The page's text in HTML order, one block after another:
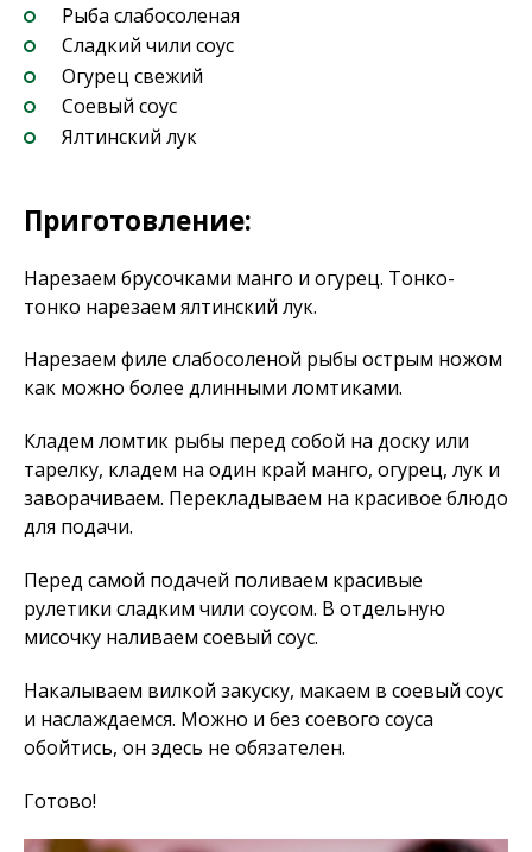
Рыба слабосоленая
Сладкий чили соус
Огурец свежий
Соевый соус
Ялтинский лук
Приготовление:
Нарезаем брусочками манго и огурец. Тонко-
тонко нарезаем ялтинский лук.
Нарезаем филе слабосоленой рыбы острым ножом
как можно более длинными ломтиками.
Кладем ломтик рыбы перед собой на доску или
тарелку, кладем на один край манго, огурец, лук и
заворачиваем. Перекладываем на красивое блюдо
для подачи.
Перед самой подачей поливаем красивые
рулетики сладким чили соусом. В отдельную
мисочку наливаем соевый соус.
Накалываем вилкой закуску, макаем в соевый соус
и наслаждаемся. Можно и без соевого соуса
обойтись, он здесь не обязателен.
Готово!